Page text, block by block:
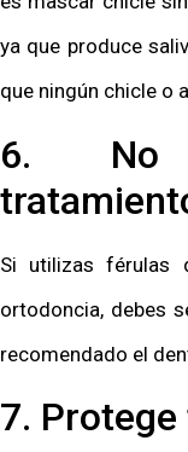
ya que produce
que ningún chicle o
6. No
Si utilizas férulas
ortodoncia, debes
recomendado el
7.